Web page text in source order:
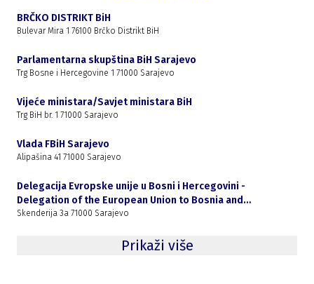
BRČKO DISTRIKT BiH
Bulevar Mira 1 76100 Brčko Distrikt BiH
Parlamentarna skupština BiH Sarajevo
Trg Bosne i Hercegovine 1 71000 Sarajevo
Vijeće ministara/Savjet ministara BiH
Trg BiH br. 1 71000 Sarajevo
Vlada FBiH Sarajevo
Alipašina 41 71000 Sarajevo
Delegacija Evropske unije u Bosni i Hercegovini -
Delegation of the European Union to Bosnia and
Herzegovina
Skenderija 3a 71000 Sarajevo
Prikaži više